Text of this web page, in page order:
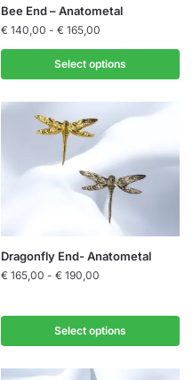
Bee End – Anatometal
€ 140,00 - € 165,00Prijsklasse:
€ 140,00
tot
€ 165,00
Select options
Dit
product
heeft
meerdere
productpagina
Dragonfly End- Anatometal
€ 165,00 - € 190,00Prijsklasse:
€ 190,00
Select options
Dit
product
meerdere
variaties.